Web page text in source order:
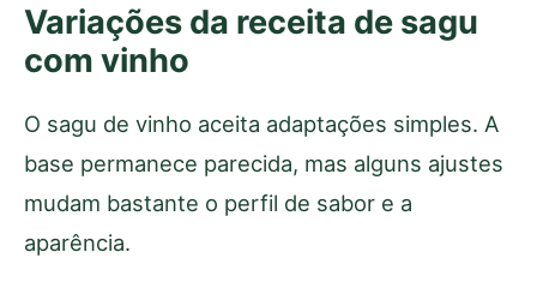
Variações da receita de sagu
com vinho
O sagu de vinho aceita adaptações simples. A
base permanece parecida, mas alguns ajustes
mudam bastante o perfil de sabor e a
aparência.